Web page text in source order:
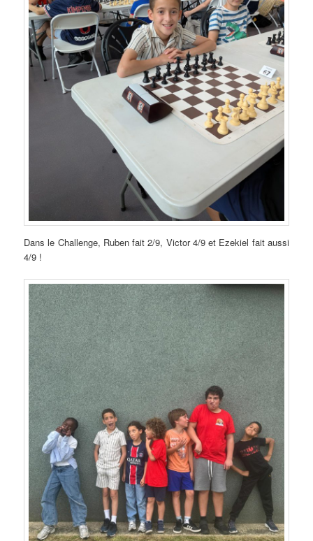
Dans le Challenge, Ruben fait 2/9, Victor 4/9 et Ezekiel fait aussi
4/9 !